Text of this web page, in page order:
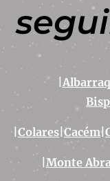
Colares |Cacém|
Monte